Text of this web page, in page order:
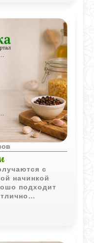
с
начинкой
подходит
тушёными